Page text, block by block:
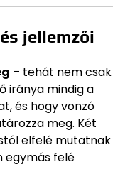
jellemzői
– tehát nem csak
iránya mindig a
és hogy vonzó
meg. Két
elfelé mutatnak
egymás felé